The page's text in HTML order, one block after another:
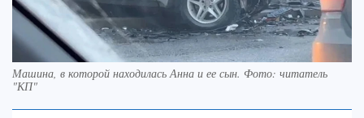
Машина, в которой находилась Анна и ее сын. Фото: читатель
"КП"